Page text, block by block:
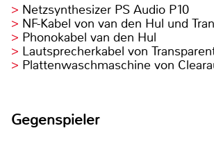
Netzsynthesizer PS Audio P10
NF-Kabel von van den Hul und
Phonokabel van den Hul
Lautsprecherkabel von
Plattenwaschmaschine von
Gegenspieler